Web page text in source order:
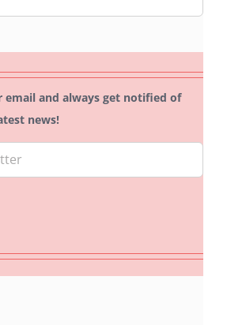
email and always get notified of
news!